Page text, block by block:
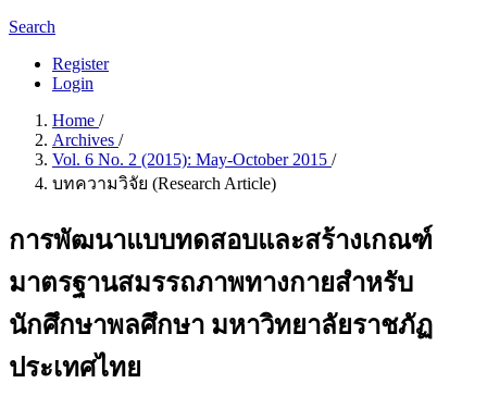
Search
Register
Login
Home /
Archives /
Vol. 6 No. 2 (2015): May-October 2015 /
บทความวิจัย (Research Article)
การพัฒนาแบบทดสอบและสร้างเกณฑ์
มาตรฐานสมรรถภาพทางกายสำหรับ
นักศึกษาพลศึกษา มหาวิทยาลัยราชภัฏ
ประเทศไทย